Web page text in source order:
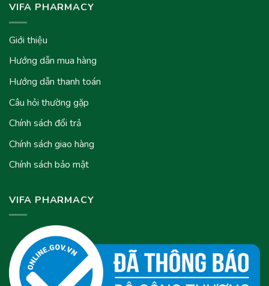
VIFA PHARMACY
Giới thiệu
Hướng dẫn mua hàng
Hướng dẫn thanh toán
Câu hỏi thường gặp
Chính sách đổi trả
Chính sách giao hàng
Chính sách bảo mật
VIFA PHARMACY